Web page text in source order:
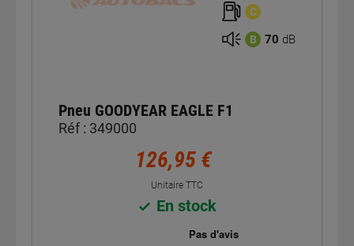
C
B 70 dB
Pneu GOODYEAR EAGLE F1
Réf : 349000
126,95 €
Unitaire TTC
En stock